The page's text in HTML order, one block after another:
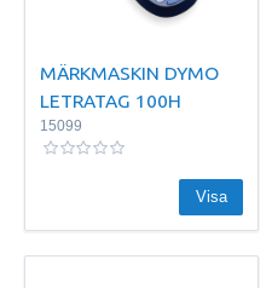
MÄRKMASKIN DYMO
LETRATAG 100H
15099
Visa